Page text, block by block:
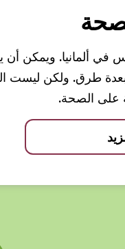
في ألمانيا. ويمكن
بعدة طرق. ولكن ليست
على الصحة.